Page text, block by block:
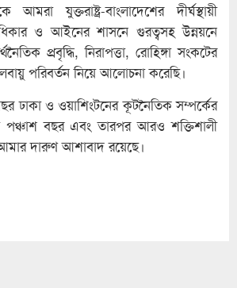
আমরা যুক্তরাষ্ট্র-বাংলাদেশের দীর্ঘস্থায়ী
ও আইনের শাসনে গুরত্বসহ উন্নয়নে
প্রবৃদ্ধি, নিরাপত্তা, রোহিঙ্গা সংকটের
পরিবর্তন নিয়ে আলোচনা করেছি।
ঢাকা ও ওয়াশিংটনের কূটনৈতিক সম্পর্কের
পঞ্চাশ বছর এবং তারপর আরও শক্তিশালী
দারুণ আশাবাদ রয়েছে।